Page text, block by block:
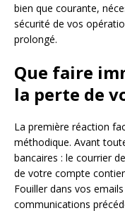
bien que courante,
sécurité de vos
prolongé.
Que faire
la perte de
La première réaction
méthodique. Avant
bancaires : le courrier
de votre compte
Fouiller dans vos
communications